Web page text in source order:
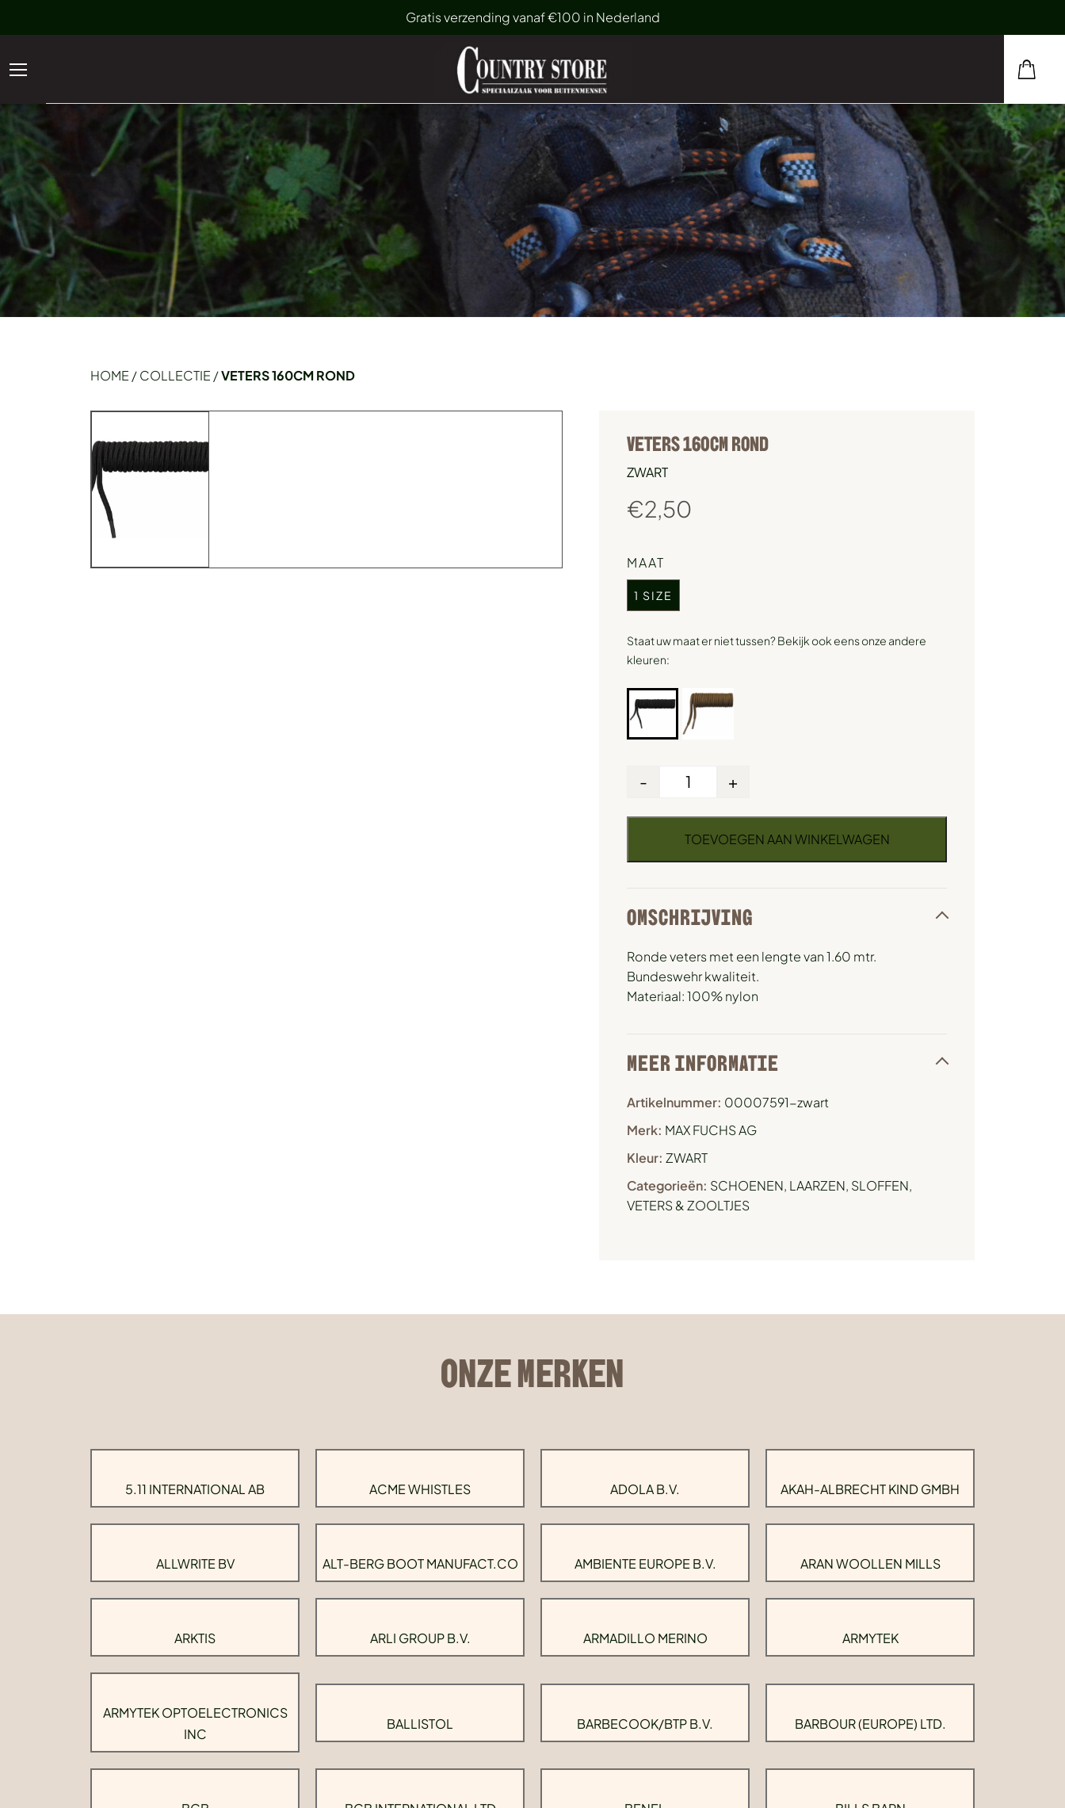
Gratis verzending vanaf €100 in Nederland
HOME /COLLECTIE /VETERS 160CM ROND
VETERS 160CM ROND
ZWART
€2,50
MAAT
1 SIZE
Staat uw maat er niet tussen? Bekijk ook eens onze andere
kleuren:
- +
TOEVOEGEN AAN WINKELWAGEN
OMSCHRIJVING
Ronde veters met een lengte van 1.60 mtr.
Bundeswehr kwaliteit.
Materiaal: 100% nylon
MEER INFORMATIE
Artikelnummer: 00007591-zwart
Merk: MAX FUCHS AG
Kleur: ZWART
Categorieën: SCHOENEN, LAARZEN, SLOFFEN,
VETERS & ZOOLTJES
ONZE MERKEN
5.11 INTERNATIONAL AB ACME WHISTLES ADOLA B.V. AKAH-ALBRECHT KIND GMBH
ALLWRITE BV ALT-BERG BOOT MANUFACT.CO AMBIENTE EUROPE B.V. ARAN WOOLLEN MILLS
ARKTIS ARLI GROUP B.V. ARMADILLO MERINO ARMYTEK
ARMYTEK OPTOELECTRONICS
INC
BALLISTOL BARBECOOK/BTP B.V. BARBOUR (EUROPE) LTD.